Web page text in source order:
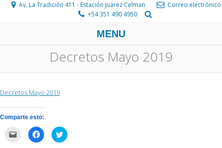
Av. La Tradición 411 - Estación Juárez Celman
Correo electrónico
+54 351 490 4950
MENU
Decretos Mayo 2019
Decretos Mayo 2019
Comparte esto:
Haz
clic
Haz
clic